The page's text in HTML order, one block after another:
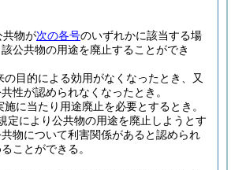
共物が次の各号のいずれかに該当する場
公共物の用途を廃止することができ
の目的による効用がなくなったとき、又
性が認められなくなったとき。
に当たり用途廃止を必要とするとき。
定により公共物の用途を廃止しようとす
物について利害関係があると認められ
ことができる。